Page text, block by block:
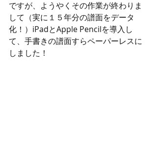
ですが、ようやくその作業が終わりま
して（実に１５年分の譜面をデータ
化！）iPadとApple Pencilを導入し
て、手書きの譜面すらペーパーレスに
しました！